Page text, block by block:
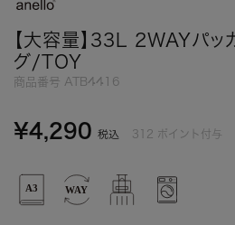
【大容量】33L 2WAYパッ
グ/TOY
商品番号 ATB4416
¥4,290 税込 312 ポイント付与